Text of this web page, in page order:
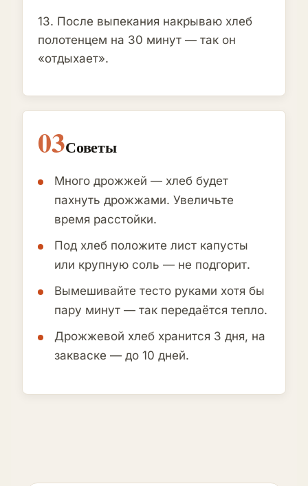
13. После выпекания накрываю хлеб
полотенцем на 30 минут — так он
«отдыхает».
03Советы
Много дрожжей — хлеб будет
пахнуть дрожжами. Увеличьте
время расстойки.
Под хлеб положите лист капусты
или крупную соль — не подгорит.
Вымешивайте тесто руками хотя бы
пару минут — так передаётся тепло.
Дрожжевой хлеб хранится 3 дня, на
закваске — до 10 дней.